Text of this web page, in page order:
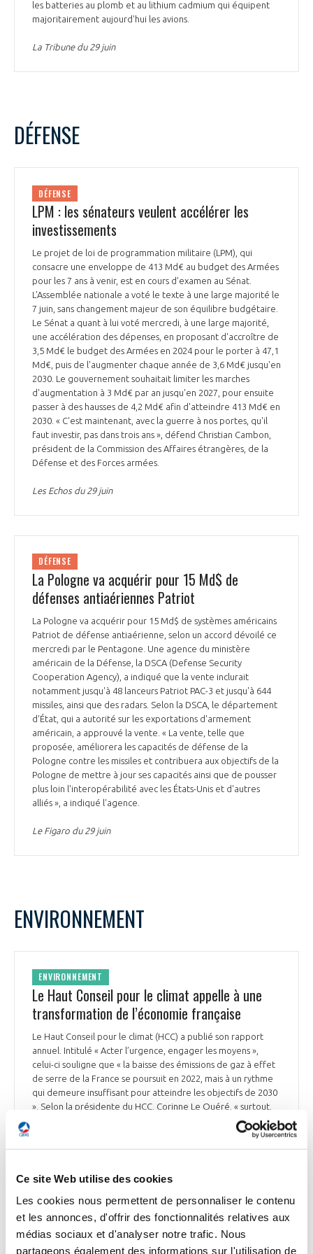
Ce site Web utilise des cookies
Les cookies nous permettent de personnaliser le contenu
et les annonces, d'offrir des fonctionnalités relatives aux
médias sociaux et d'analyser notre trafic. Nous
partageons également des informations sur l'utilisation de
les batteries au plomb et au lithium cadmium qui équipent
majoritairement aujourd'hui les avions.
La Tribune du 29 juin
DÉFENSE
DÉFENSE
LPM : les sénateurs veulent accélérer les
investissements
Le projet de loi de programmation militaire (LPM), qui
consacre une enveloppe de 413 Md€ au budget des Armées
pour les 7 ans à venir, est en cours d’examen au Sénat.
L'Assemblée nationale a voté le texte à une large majorité le
7 juin, sans changement majeur de son équilibre budgétaire.
Le Sénat a quant à lui voté mercredi, à une large majorité,
une accélération des dépenses, en proposant d'accroître de
3,5 Md€ le budget des Armées en 2024 pour le porter à 47,1
Md€, puis de l'augmenter chaque année de 3,6 Md€ jusqu'en
2030. Le gouvernement souhaitait limiter les marches
d'augmentation à 3 Md€ par an jusqu'en 2027, pour ensuite
passer à des hausses de 4,2 Md€ afin d'atteindre 413 Md€ en
2030. « C'est maintenant, avec la guerre à nos portes, qu'il
faut investir, pas dans trois ans », défend Christian Cambon,
président de la Commission des Affaires étrangères, de la
Défense et des Forces armées.
Les Echos du 29 juin
DÉFENSE
La Pologne va acquérir pour 15 Md$ de
défenses antiaériennes Patriot
La Pologne va acquérir pour 15 Md$ de systèmes américains
Patriot de défense antiaérienne, selon un accord dévoilé ce
mercredi par le Pentagone. Une agence du ministère
américain de la Défense, la DSCA (Defense Security
Cooperation Agency), a indiqué que la vente inclurait
notamment jusqu'à 48 lanceurs Patriot PAC-3 et jusqu'à 644
missiles, ainsi que des radars. Selon la DSCA, le département
d'État, qui a autorité sur les exportations d'armement
américain, a approuvé la vente. « La vente, telle que
proposée, améliorera les capacités de défense de la
Pologne contre les missiles et contribuera aux objectifs de la
Pologne de mettre à jour ses capacités ainsi que de pousser
plus loin l'interopérabilité avec les États-Unis et d'autres
alliés », a indiqué l'agence.
Le Figaro du 29 juin
ENVIRONNEMENT
ENVIRONNEMENT
Le Haut Conseil pour le climat appelle à une
transformation de l’économie française
Le Haut Conseil pour le climat (HCC) a publié son rapport
annuel. Intitulé « Acter l’urgence, engager les moyens »,
celui-ci souligne que « la baisse des émissions de gaz à effet
de serre de la France se poursuit en 2022, mais à un rythme
qui demeure insuffisant pour atteindre les objectifs de 2030
». Selon la présidente du HCC, Corinne Le Quéré, « surtout,
c’est la politique économique qui manque ». « La baisse
rapide des émissions est plus que jamais essentielle pour
contenir l’intensification des risques climatiques graves »,
de serre - qui ne tiennent pas compte des puits de carbone -
baisse est le résultat de fortes diminutions dans les secteurs
du bâtiment et de l’industrie, en partie dues à un hiver doux,
à la hausse des prix de l’énergie et aux appels à la sobriété.
Elle a cependant été « partiellement compensée par des